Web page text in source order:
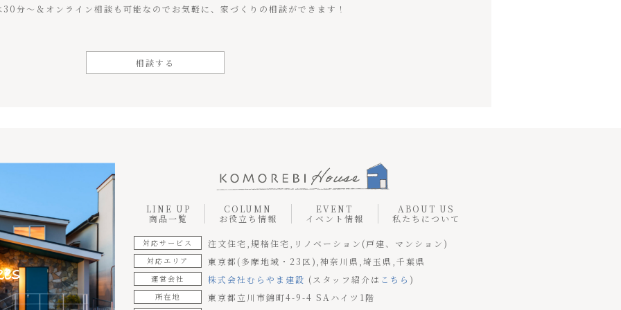
30分〜＆オンライン相談も可能なのでお気軽に、家づくりの相談ができます！
相談する
LINE UP
商品一覧
COLUMN
お役立ち情報
EVENT
イベント情報
ABOUT US
私たちについて
対応サービス 注文住宅,規格住宅,リノベーション(戸建、マンション)
対応エリア 東京都(多摩地域・23区),神奈川県,埼玉県,千葉県
運営会社 株式会社むらやま建設 (スタッフ紹介は こちら )
所在地 東京都立川市錦町4-9-4 SAハイツ1階